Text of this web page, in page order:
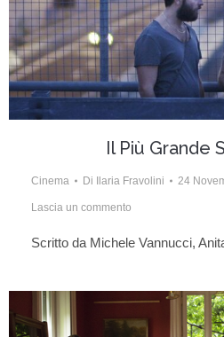
Il Più Grande
Cinema Di Ilaria Fravolini 24
Lascia un commento
Scritto da Michele Vannucci,